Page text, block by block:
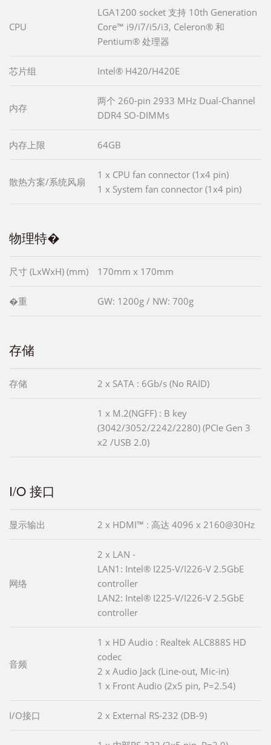
CPU
LGA1200 socket 支持 10th Generation
Core™ i9/i7/i5/i3, Celeron® 和
Pentium® 处理器
芯片组 Intel® H420/H420E
内存
两个 260-pin 2933 MHz Dual-Channel
DDR4 SO-DIMMs
内存上限 64GB
散热方案/系统风扇
1 x CPU fan connector (1x4 pin)
1 x System fan connector (1x4 pin)
物理特�
尺寸 (LxWxH) (mm) 170mm x 170mm
�重 GW: 1200g / NW: 700g
存储
存储 2 x SATA : 6Gb/s (No RAID)
1 x M.2(NGFF) : B key
(3042/3052/2242/2280) (PCIe Gen 3
x2 /USB 2.0)
I/O 接口
显示输出 2 x HDMI™ : 高达 4096 x 2160@30Hz
网络
2 x LAN -
LAN1: Intel® I225-V/I226-V 2.5GbE
controller
LAN2: Intel® I225-V/I226-V 2.5GbE
controller
音频
1 x HD Audio : Realtek ALC888S HD
codec
2 x Audio Jack (Line-out, Mic-in)
1 x Front Audio (2x5 pin, P=2.54)
I/O接口 2 x External RS-232 (DB-9)